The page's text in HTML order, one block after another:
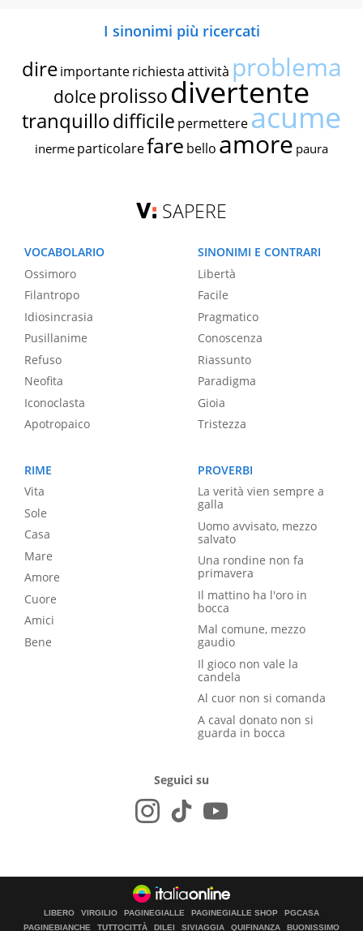
I sinonimi più ricercati
dire importante richiestaattività problema
dolce prolissodivertente
tranquillodifficile permettereacume
inerme particolarefare bello amore paura
SAPERE
VOCABOLARIO
Ossimoro
Filantropo
Idiosincrasia
Pusillanime
Refuso
Neofita
Iconoclasta
Apotropaico
SINONIMI E CONTRARI
Libertà
Facile
Pragmatico
Conoscenza
Riassunto
Paradigma
Gioia
Tristezza
RIME
Vita
Sole
Casa
Mare
Amore
Cuore
Amici
Bene
PROVERBI
La verità vien sempre a
galla
Uomo avvisato, mezzo
salvato
Una rondine non fa
primavera
Il mattino ha l'oro in
bocca
Mal comune, mezzo
gaudio
Il gioco non vale la
candela
Al cuor non si comanda
A caval donato non si
guarda in bocca
Seguici su
LIBERO VIRGILIO PAGINEGIALLE PAGINEGIALLE SHOP
PGCASA
PAGINEBIANCHE
TUTTOCITTÀ DILEI SIVIAGGIA QUIFINANZA BUONISSIMO